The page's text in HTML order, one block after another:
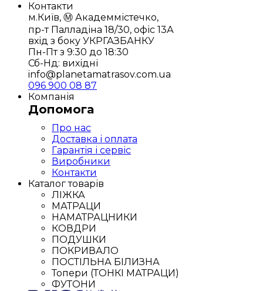
Контакти
м.Київ, Ⓜ️ Академмістечко,
пр-т Палладіна 18/30, офіс 13А
вхід з боку УКРГАЗБАНКУ
Пн-Пт з 9:30 до 18:30
Сб-Нд: вихідні
info@planetamatrasov.com.ua
096 900 08 87
Компанія
Допомога
Про нас
Доставка і оплата
Гарантія і сервіс
Виробники
Контакти
Каталог товарів
ЛІЖКА
МАТРАЦИ
НАМАТРАЦНИКИ
КОВДРИ
ПОДУШКИ
ПОКРИВАЛО
ПОСТІЛЬНА БІЛИЗНА
Топери (ТОНКІ МАТРАЦИ)
ФУТОНИ